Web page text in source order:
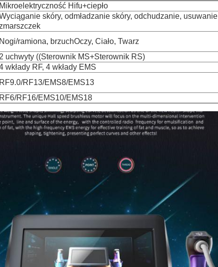
Mikroelektryczność Hifu+ciepło
skóry, odmładzanie skóry, odchudzanie, usuwanie
zmarszczek
Nogi/ramiona, brzuchOczy, Ciało, Twarz
2 uchwyty ((Sterownik MS+Sterownik RS)
wkłady RF, 4 wkłady EMS
RF9.0/RF13/EMS8/EMS13
RF6/RF16/EMS10/EMS18